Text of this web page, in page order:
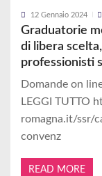
12 Gennaio 2024
Graduatorie
di libera
professionisti
Domande on
LEGGI TUTTO
romagna.it/ssr/
convenz
READ MORE